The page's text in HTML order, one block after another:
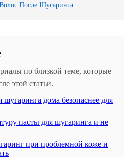
После Шугаринга
по близкой теме, которые
этой статьи.
дома безопаснее для
пасты для шугаринга и не
при проблемной коже и